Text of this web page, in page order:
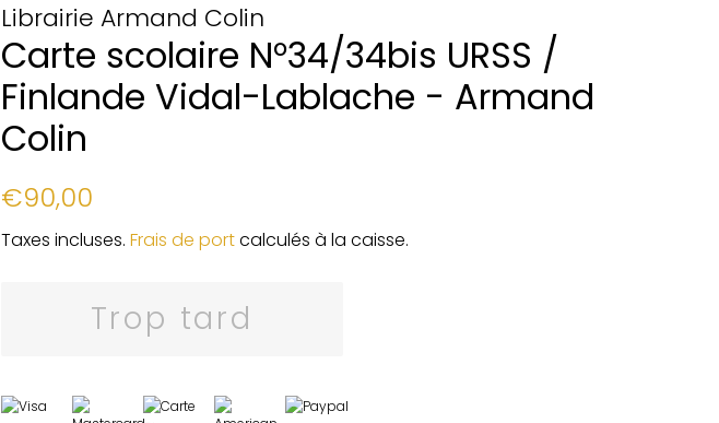
Librairie Armand Colin
Carte scolaire N°34/34bis URSS /
Finlande Vidal-Lablache - Armand
Colin
Prix
€90,00
Taxes incluses. Frais de portcalculés à la caisse.
Trop tard